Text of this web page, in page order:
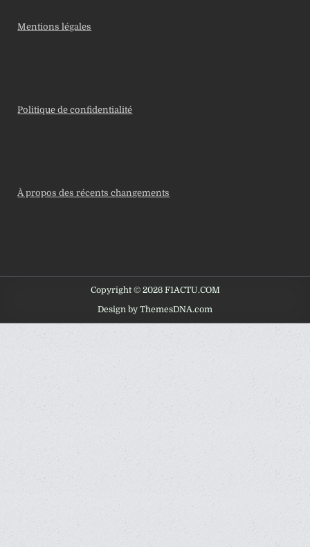
Mentions légales
Politique de confidentialité
À propos des récents changements
Copyright © 2026 F1ACTU.COM
Design by ThemesDNA.com